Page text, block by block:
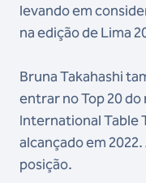
levando em
na edição de Lima
Bruna Takahashi
entrar no Top 20
International Table
alcançado em
posição.